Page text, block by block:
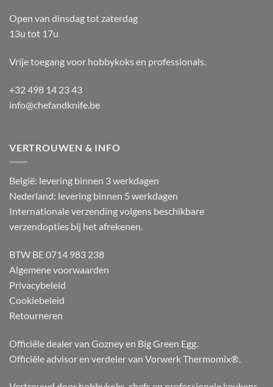
Open van dinsdag tot zaterdag
13u tot 17u
Vrije toegang voor hobbykoks en professionals.
+32 498 14 23 43
info@chefandknife.be
VERTROUWEN & INFO
België: levering binnen 3 werkdagen
Nederland: levering binnen 5 werkdagen
Internationale verzending volgens beschikbare
verzendopties bij het afrekenen.
BTW BE 0714 983 238
Algemene voorwaarden
Privacybeleid
Cookiebeleid
Retourneren
Officiële dealer van Gozney en Big Green Egg.
Officiële advisor en verdeler van Vorwerk Thermomix®.